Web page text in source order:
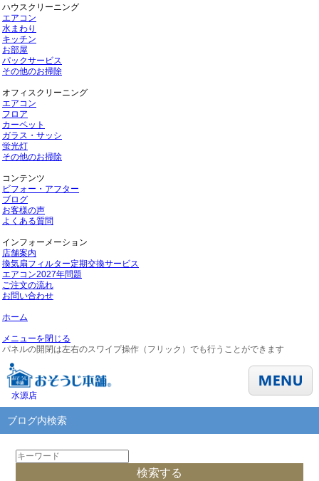
ハウスクリーニング
エアコン
水まわり
キッチン
お部屋
パックサービス
その他のお掃除
オフィスクリーニング
エアコン
フロア
カーペット
ガラス・サッシ
蛍光灯
その他のお掃除
コンテンツ
ビフォー・アフター
ブログ
お客様の声
よくある質問
インフォーメーション
店舗案内
換気扇フィルター定期交換サービス
エアコン2027年問題
ご注文の流れ
お問い合わせ
ホーム
メニューを閉じる
パネルの開閉は左右のスワイプ操作（フリック）でも行うことができます
水源店
ブログ内検索